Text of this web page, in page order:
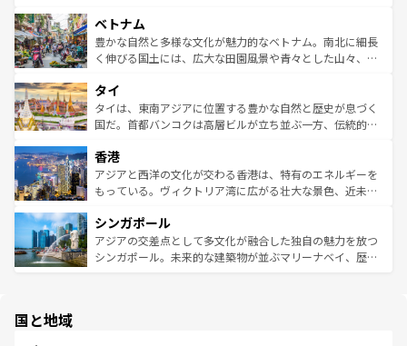
参照してほしい。
容にもいいと評判のスイーツなど、バラエティ豊かな料理
が味わえる。 なお、新着の台湾情報は コンテンツ一覧を参
照してほしい。
き、地方に足を延ばせば四季折々の自然美を楽しむことが
できる。そして、キムチや焼肉、絶品のストリートフード
まで、さまざまな韓国料理が待っている。夜には、韓国な
リティに包まれながら、韓国の多彩な魅力を心ゆくまで味
わってみてほしい。 なお、新着の韓国情報はコンテンツ一
覧を参照してほしい。
ベトナム
豊かな自然と多様な文化が魅力的なベトナム。南北に細長
く伸びる国土には、広大な田園風景や青々とした山々、世
急速な発展と共に伝統が息づく。ハノイの古い町並みやホ
ーチミン市のフランス統治時代の建物も、独特の雰囲気を
醸し出している。また、バラエティの豊かさとおいしさで
とつ。フォーやバインミー、ベトナムコーヒーなどは、ぜ
ひ現地で味わいたい。どの地域を訪れてもあたたかい人々
が旅行者を迎えてくれるので、きっと忘れられない旅にな
参照してほしい。
タイ
タイは、東南アジアに位置する豊かな自然と歴史が息づく
国だ。首都バンコクは高層ビルが立ち並ぶ一方、伝統的な
の活気が交差している。北部ではチェンマイなどの山岳地
帯で自然と触れ合い、南部ではプーケットやクラビの美し
いビーチでリゾート気分を楽しむことができる。タイ料理
激する。気候は一年中温暖で、どの季節にも異なる楽しみ
が待っている。親しみやすいタイの人々、仏教を中心とし
た文化、そして多様な観光資源が、訪れる旅人を魅了し続
香港
アジアと西洋の文化が交わる香港は、特有のエネルギーを
もっている。ヴィクトリア湾に広がる壮大な景色、近未来
み、どこを訪れても感動するはず。観光スポットが密集し
ており、効率よく見どころを回れるのも魅力。息をのむよ
うな絶景から文化的な体験まで、香港を存分に楽しみ尽く
シンガポール
アジアの交差点として多文化が融合した独自の魅力を放つ
シンガポール。未来的な建築物が並ぶマリーナベイ、歴史
国と地域